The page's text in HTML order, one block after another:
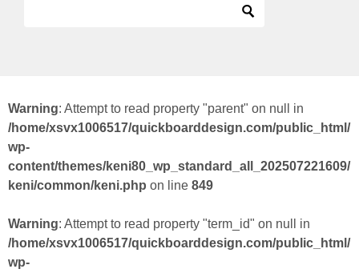
Warning: Attempt to read property "parent" on null in
/home/xsvx1006517/quickboarddesign.com/public_html/
wp-
content/themes/keni80_wp_standard_all_202507221609/
keni/common/keni.php on line 849
Warning: Attempt to read property "term_id" on null in
/home/xsvx1006517/quickboarddesign.com/public_html/
wp-